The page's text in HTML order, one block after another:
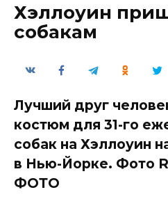
Хэллоуин
собакам
Лучший друг
костюм для 31-го
собак на Хэллоуин
в Нью-Йорке. Фото
ФОТО